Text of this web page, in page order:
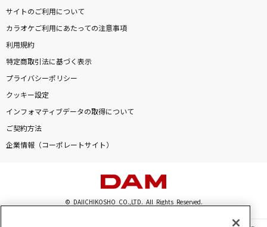
サイトのご利用について
カラオケご利用にあたっての注意事項
利用規約
特定商取引法に基づく表示
プライバシーポリシー
クッキー設定
インフォマティブデータの取得について
ご契約方法
企業情報（コーポレートサイト）
© DAIICHIKOSHO CO.,LTD. All Rights Reserved.